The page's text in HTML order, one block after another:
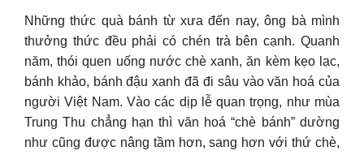
Những thức quà bánh từ xưa đến nay, ông bà mình
thưởng thức đều phải có chén trà bên cạnh. Quanh
năm, thói quen uống nước chè xanh, ăn kèm kẹo lạc,
bánh khảo, bánh đậu xanh đã đi sâu vào văn hoá của
người Việt Nam. Vào các dịp lễ quan trọng, như mùa
Trung Thu chẳng hạn thì văn hoá “chè bánh” dường
như cũng được nâng tầm hơn, sang hơn với thứ chè,